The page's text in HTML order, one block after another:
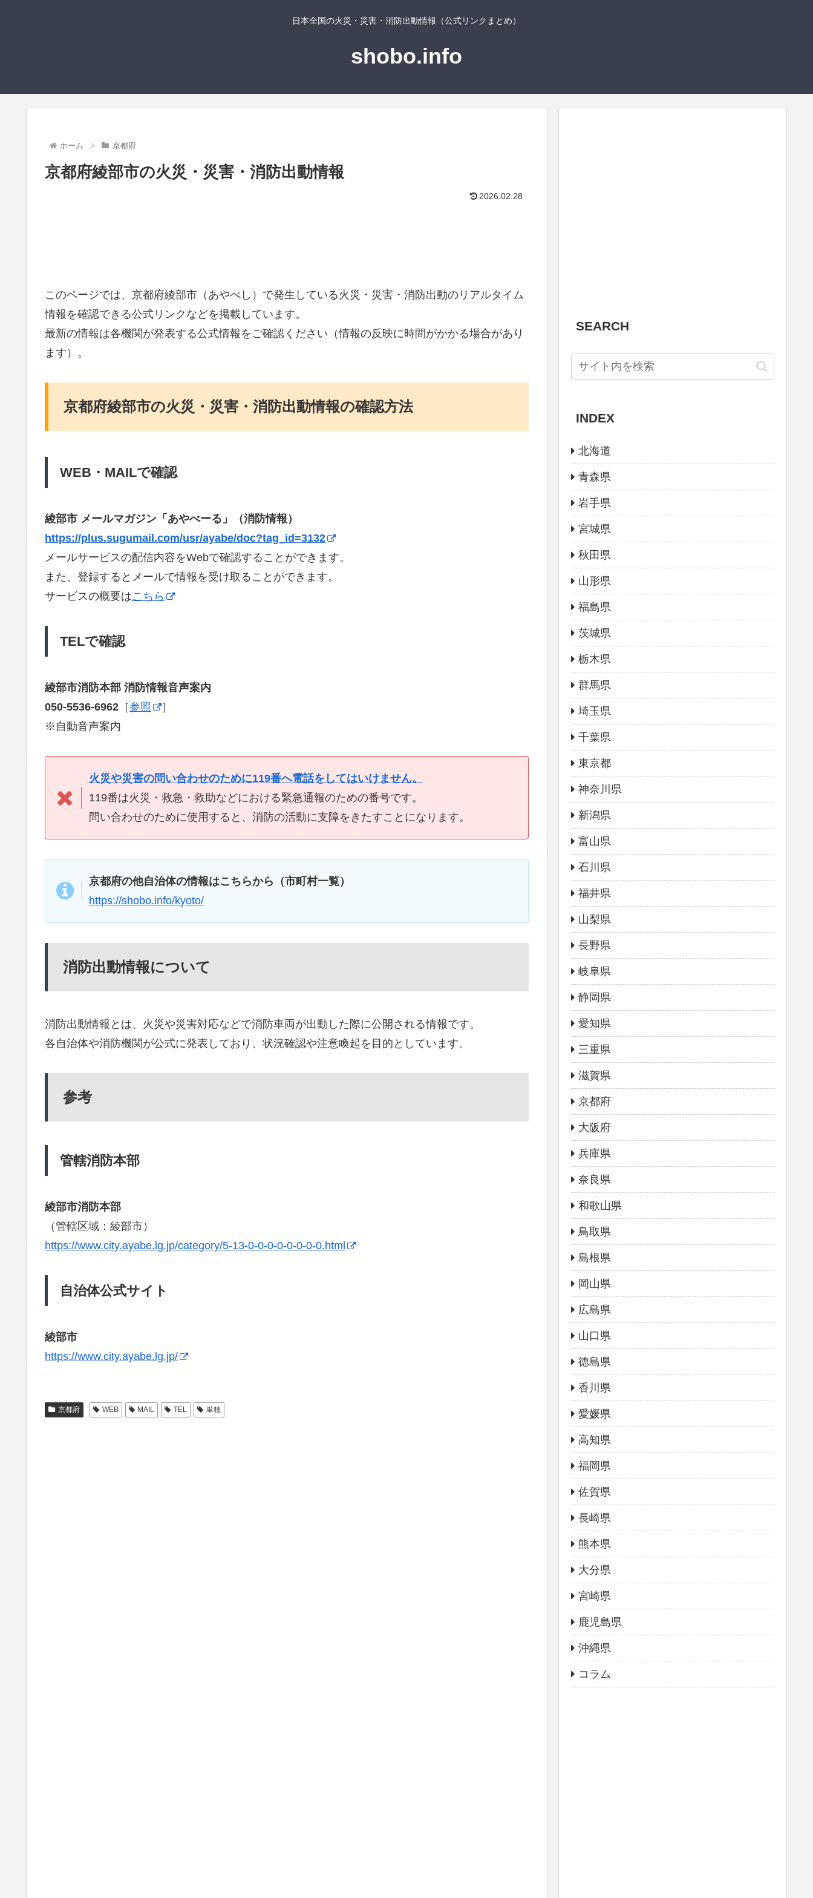
日本全国の火災・災害・消防出動情報（公式リンクまとめ）
shobo.info
ホーム 京都府
京都府綾部市の火災・災害・消防出動情報
2026.02.28
このページでは、京都府綾部市（あやべし）で発生している火災・災害・消防出動のリアルタイム
情報を確認できる公式リンクなどを掲載しています。
最新の情報は各機関が発表する公式情報をご確認ください（情報の反映に時間がかかる場合があり
ます）。
京都府綾部市の火災・災害・消防出動情報の確認方法
WEB・MAILで確認
綾部市 メールマガジン「あやべーる」（消防情報）
https://plus.sugumail.com/usr/ayabe/doc?tag_id=3132
メールサービスの配信内容をWebで確認することができます。
また、登録するとメールで情報を受け取ることができます。
サービスの概要はこちら
TELで確認
綾部市消防本部 消防情報音声案内
050-5536-6962 ［参照
］
※自動音声案内
火災や災害の問い合わせのために119番へ電話をしてはいけません。
119番は火災・救急・救助などにおける緊急通報のための番号です。
問い合わせのために使用すると、消防の活動に支障をきたすことになります。
京都府の他自治体の情報はこちらから（市町村一覧）
https://shobo.info/kyoto/
消防出動情報について
消防出動情報とは、火災や災害対応などで消防車両が出動した際に公開される情報です。
各自治体や消防機関が公式に発表しており、状況確認や注意喚起を目的としています。
参考
管轄消防本部
綾部市消防本部
（管轄区域：綾部市）
https://www.city.ayabe.lg.jp/category/5-13-0-0-0-0-0-0-0-0.html
自治体公式サイト
綾部市
https://www.city.ayabe.lg.jp/
京都府 WEB MAIL TEL 単独
SEARCH
INDEX
北海道
青森県
岩手県
宮城県
秋田県
山形県
福島県
茨城県
栃木県
群馬県
埼玉県
千葉県
東京都
神奈川県
新潟県
富山県
石川県
福井県
山梨県
長野県
岐阜県
静岡県
愛知県
三重県
滋賀県
京都府
大阪府
兵庫県
奈良県
和歌山県
鳥取県
島根県
岡山県
広島県
山口県
徳島県
香川県
愛媛県
高知県
福岡県
佐賀県
長崎県
熊本県
大分県
宮崎県
鹿児島県
沖縄県
コラム